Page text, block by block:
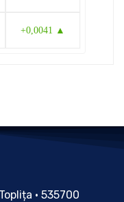
+0,0041 ▲
• 535700